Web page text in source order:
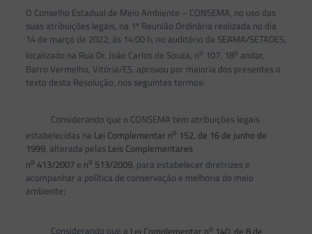
O Conselho Estadual de Meio Ambiente – CONSEMA, no uso das
suas atribuições legais, na 1ª Reunião Ordinária realizada no dia
14 de março de 2022, às 14:00 h, no auditório da SEAMA/SETADES,
localizado na Rua Dr. João Carlos de Souza, no 107, 18o andar,
Barro Vermelho, Vitória/ES, aprovou por maioria dos presentes o
texto desta Resolução, nos seguintes termos:
Considerando que o CONSEMA tem atribuições legais
estabelecidas na Lei Complementar no 152, de 16 de junho de
1999, alterada pelas Leis Complementares
no 413/2007 e no 513/2009, para estabelecer diretrizes e
acompanhar a política de conservação e melhoria do meio
ambiente;
Considerando que a Lei Complementar no 140, de 8 de